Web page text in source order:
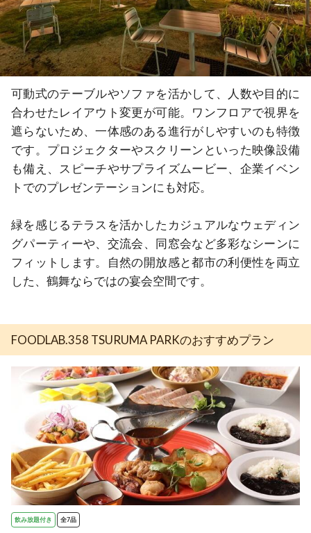
可動式のテーブルやソファを活かして、人数や目的に
合わせたレイアウト変更が可能。ワンフロアで視界を
遮らないため、一体感のある進行がしやすいのも特徴
です。プロジェクターやスクリーンといった映像設備
も備え、スピーチやサプライズムービー、企業イベン
トでのプレゼンテーションにも対応。
緑を感じるテラスを活かしたカジュアルなウェディン
グパーティーや、交流会、同窓会など多彩なシーンに
フィットします。自然の開放感と都市の利便性を両立
した、鶴舞ならではの宴会空間です。
FOODLAB.358 TSURUMA PARKのおすすめプラン
飲み放題付き 全7品